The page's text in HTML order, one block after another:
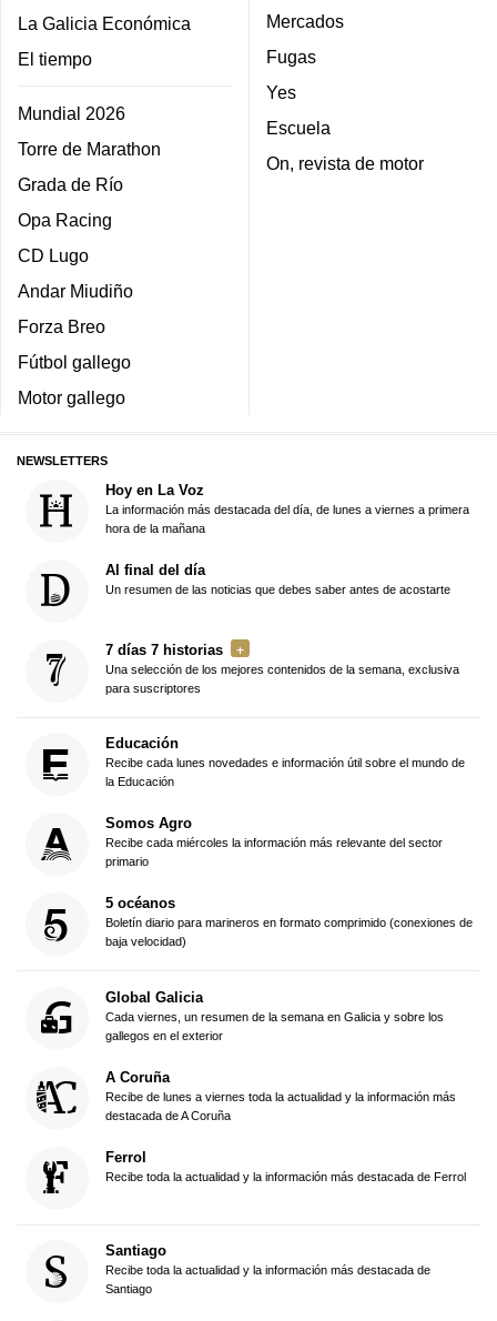
La Galicia Económica
El tiempo
Mundial 2026
Torre de Marathon
Grada de Río
Opa Racing
CD Lugo
Andar Miudiño
Forza Breo
Fútbol gallego
Motor gallego
Mercados
Fugas
Yes
Escuela
On, revista de motor
NEWSLETTERS
Hoy en La Voz
La información más destacada del día, de lunes a viernes a primera
hora de la mañana
Al final del día
Un resumen de las noticias que debes saber antes de acostarte
7 días 7 historias
Una selección de los mejores contenidos de la semana, exclusiva
para suscriptores
Educación
Recibe cada lunes novedades e información útil sobre el mundo de
la Educación
Somos Agro
Recibe cada miércoles la información más relevante del sector
primario
5 océanos
Boletín diario para marineros en formato comprimido (conexiones de
baja velocidad)
Global Galicia
Cada viernes, un resumen de la semana en Galicia y sobre los
gallegos en el exterior
A Coruña
Recibe de lunes a viernes toda la actualidad y la información más
destacada de A Coruña
Ferrol
Recibe toda la actualidad y la información más destacada de Ferrol
Santiago
Recibe toda la actualidad y la información más destacada de
Santiago